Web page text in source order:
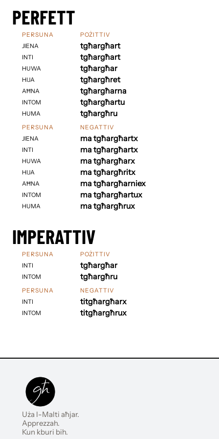
PERFETT
PERSUNA
JIENA
INTI
HUWA
HIJA
AĦNA
INTOM
HUMA
POŻITTIV
tgħargħart
tgħargħart
tgħargħar
tgħargħret
tgħargħarna
tgħargħartu
tgħargħru
PERSUNA
JIENA
INTI
HUWA
HIJA
AĦNA
INTOM
HUMA
NEGATTIV
ma tgħargħartx
ma tgħargħartx
ma tgħargħarx
ma tgħargħritx
ma tgħargħarniex
ma tgħargħartux
ma tgħargħrux
IMPERATTIV
PERSUNA
INTI
INTOM
POŻITTIV
tgħargħar
tgħargħru
PERSUNA
INTI
INTOM
NEGATTIV
titgħargħarx
titgħargħrux
Uża l-Malti aħjar.
Apprezzah.
Kun kburi bih.